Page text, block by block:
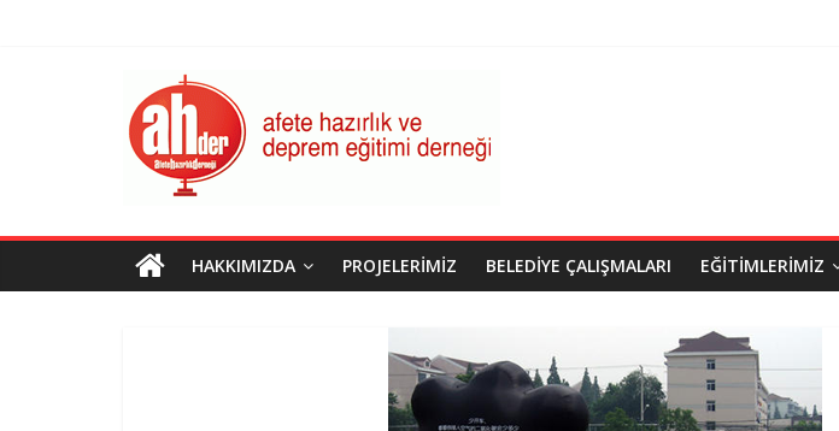
AHDER
Afete
Hazırlık
Deprem
Eğitimi
Derneği
HAKKIMIZDA PROJELERIMIZ BELEDIYE ÇALIŞMALARI EĞITIMLERIMIZ